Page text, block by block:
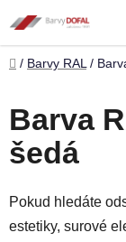
na
obsah
Domů
/ Barvy RAL /
Barva
šedá
Pokud hledáte
estetiky, surové